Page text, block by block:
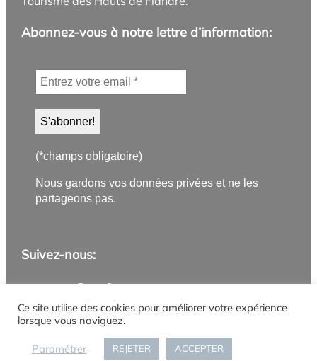
Abonnez-vous à notre lettre d’information:
(*champs obligatoire)
Nous gardons vos données privées et ne les
partageons pas.
Suivez-nous:
Application PanneauPocket
Lettre d'information
Instagram
Facebook
YouTube
Flux RSS
Mentions légalesPolitique de confidentialité
Gestion des cookiesAccueil
Ce site utilise des cookies pour améliorer votre expérience
lorsque vous naviguez.
Paramétrer REJETER ACCEPTER